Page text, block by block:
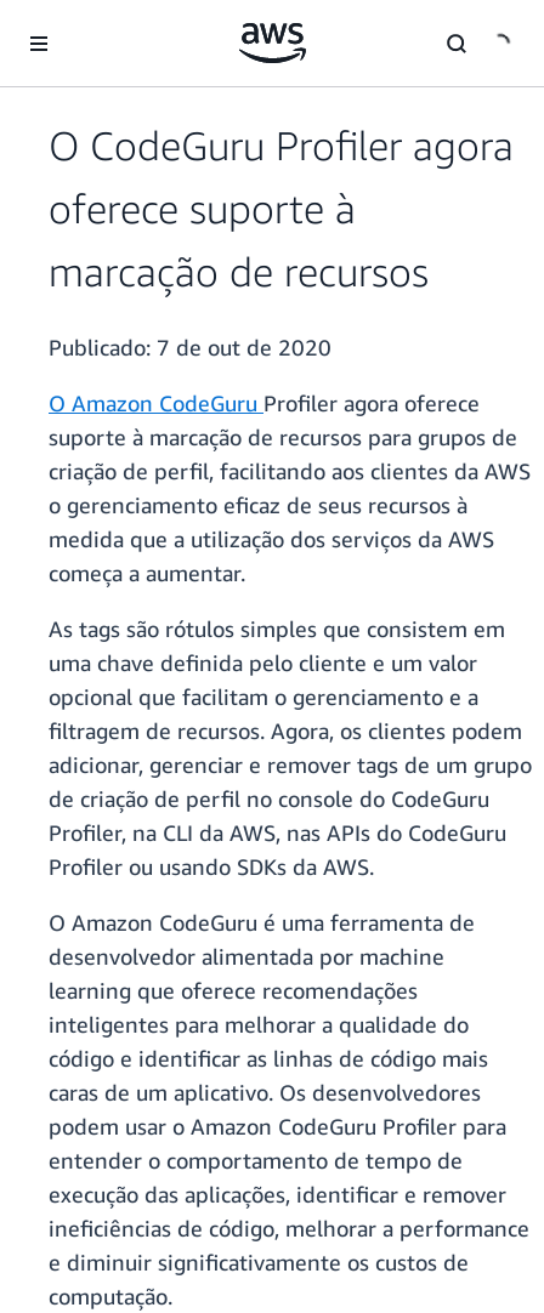
Pular para o conteúdo principal
O CodeGuru Profiler agora
oferece suporte à
marcação de recursos
Publicado: 7 de out de 2020
O Amazon CodeGuru Profiler agora oferece
suporte à marcação de recursos para grupos de
criação de perfil, facilitando aos clientes da AWS
o gerenciamento eficaz de seus recursos à
medida que a utilização dos serviços da AWS
começa a aumentar.
As tags são rótulos simples que consistem em
uma chave definida pelo cliente e um valor
opcional que facilitam o gerenciamento e a
filtragem de recursos. Agora, os clientes podem
adicionar, gerenciar e remover tags de um grupo
de criação de perfil no console do CodeGuru
Profiler, na CLI da AWS, nas APIs do CodeGuru
Profiler ou usando SDKs da AWS.
O Amazon CodeGuru é uma ferramenta de
desenvolvedor alimentada por machine
learning que oferece recomendações
inteligentes para melhorar a qualidade do
código e identificar as linhas de código mais
caras de um aplicativo. Os desenvolvedores
podem usar o Amazon CodeGuru Profiler para
entender o comportamento de tempo de
execução das aplicações, identificar e remover
ineficiências de código, melhorar a performance
e diminuir significativamente os custos de
computação.